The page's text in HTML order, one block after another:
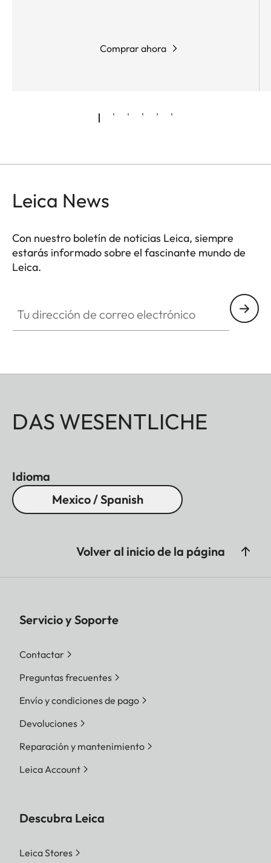
Comprar ahora
Leica News
Con nuestro boletín de noticias Leica, siempre
estarás informado sobre el fascinante mundo de
Leica.
DAS WESENTLICHE
Idioma
Mexico / Spanish
Volver al inicio de la página
Servicio y Soporte
Contactar
Preguntas frecuentes
Envío y condiciones de pago
Devoluciones
Reparación y mantenimiento
Leica Account
Descubra Leica
Leica Stores